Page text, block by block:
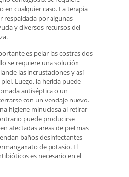
en cualquier caso. La terapia
respaldada por algunas
y diversos recursos del
es pelar las costras dos
se requiere una solución
las incrustaciones y así
Luego, la herida puede
antiséptica o un
con un vendaje nuevo.
higiene minuciosa al retirar
puede producirse
afectadas áreas de piel más
baños desinfectantes
de potasio. El
es necesario en el